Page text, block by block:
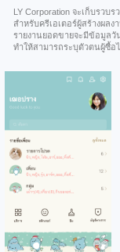
LY Corporation จะเก็บรวบ
สำหรับครีเอเตอร์ผู้สร้างผลง
รายงานยอดขายจะมีข้อมูล
ทำให้สามารถระบุตัวตนผู้ซื้อ